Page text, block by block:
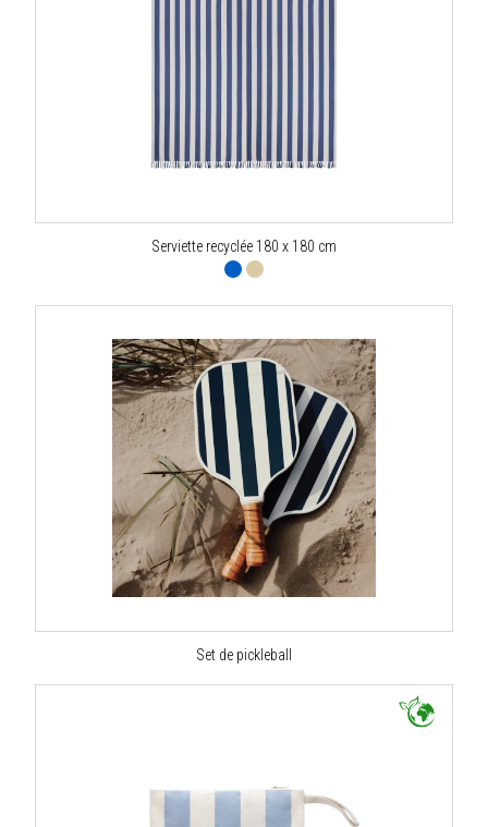
Serviette recyclée 180 x 180 cm
Set de pickleball